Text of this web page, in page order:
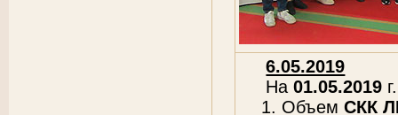
6.05.2019
На01.05.2019 г.
1. ОбъемСКК